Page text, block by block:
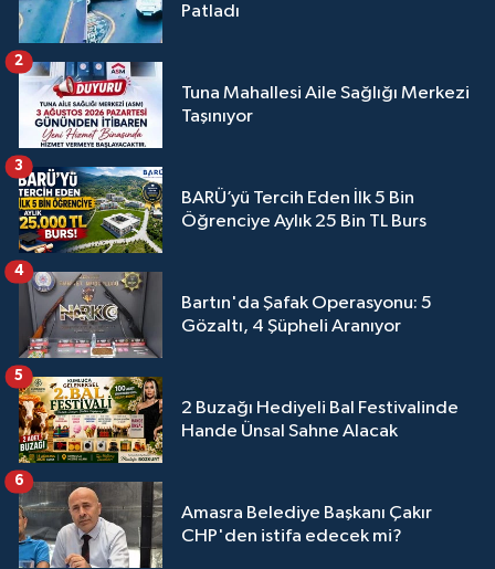
Patladı
Tuna Mahallesi Aile Sağlığı Merkezi
Taşınıyor
2
BARÜ’yü Tercih Eden İlk 5 Bin
Öğrenciye Aylık 25 Bin TL Burs
3
Bartın'da Şafak Operasyonu: 5
Gözaltı, 4 Şüpheli Aranıyor
4
2 Buzağı Hediyeli Bal Festivalinde
Hande Ünsal Sahne Alacak
5
Amasra Belediye Başkanı Çakır
CHP'den istifa edecek mi?
6